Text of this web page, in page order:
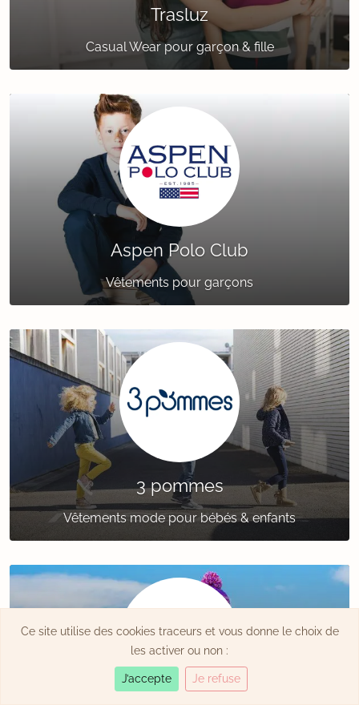
Trasluz
Casual Wear pour garçon & fille
Aspen Polo Club
Vêtements pour garçons
3 pommes
Vêtements mode pour bébés & enfants
Ce site utilise des cookies traceurs et vous donne le choix de
les activer ou non :
J’accepte Je refuse